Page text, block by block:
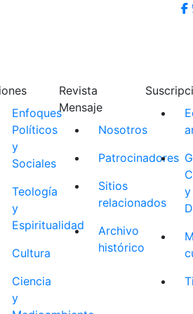
Enfoques
Políticos
y
Sociales
Teología
y
Espiritualidad
Cultura
Ciencia
y
Revista
Mensaje
Nosotros
Patrocinadores
Sitios
relacionados
Archivo
histórico
y